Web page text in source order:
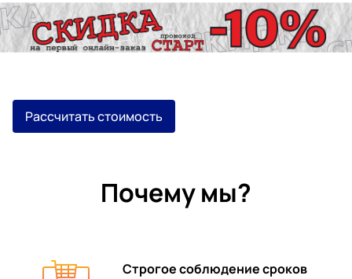
Рассчитать стоимость
Почему мы?
Строгое соблюдение сроков